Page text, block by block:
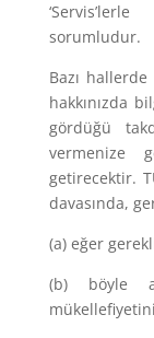
sorumludur.
Bazı
hakkınızda
gördüğü
vermenize
getirecektir.
davasında,
(a) eğer
(b) böyle